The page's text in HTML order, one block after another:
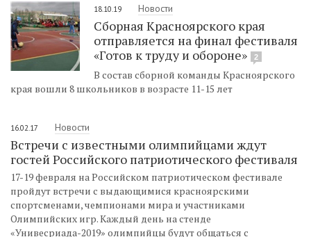
18.10.19 Новости
Сборная Красноярского края
отправляется на финал фестиваля
«Готов к труду и обороне»
2
В состав сборной команды Красноярского
края вошли 8 школьников в возрасте 11-15 лет
16.02.17 Новости
Встречи с известными олимпийцами ждут
гостей Российского патриотического фестиваля
17-19 февраля на Российском патриотическом фестивале
пройдут встречи с выдающимися красноярскими
спортсменами, чемпионами мира и участниками
Олимпийских игр. Каждый день на стенде
«Унивесриада-2019» олимпийцы будут общаться с